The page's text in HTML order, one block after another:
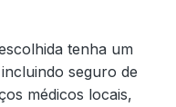
tenha um
seguro de
médicos locais,